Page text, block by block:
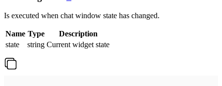
Is executed when chat window state has changed.
Name Type
Description
state
string Current widget state